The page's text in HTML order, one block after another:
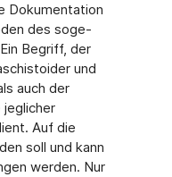
Dokumentation
des soge­
Begriff, der
und
auch der
jeglicher
Auf die
soll und kann
werden. Nur